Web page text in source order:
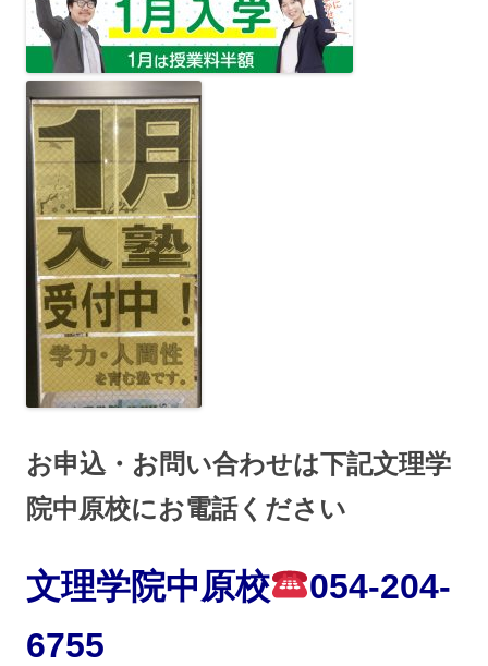
お申込・お問い合わせは下記文理学
院中原校にお電話ください
文理学院中原校 054-204-
6755